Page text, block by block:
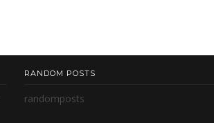
RANDOM POSTS
randomposts